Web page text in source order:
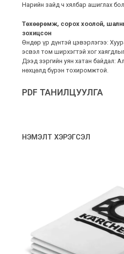
Нарийн зайд ч хялбар ашиглах
Төхөөрөмж, сорох хоолой,
зохицсон
Өндөр үр дүнтэй цэвэрлэгээ:
эсвэл том ширхэгтэй хог
Дээд зэргийн уян хатан байдал:
нөхцөлд бүрэн тохиромжтой.
PDF ТАНИЛЦУУЛГА
НЭМЭЛТ ХЭРЭГСЭЛ